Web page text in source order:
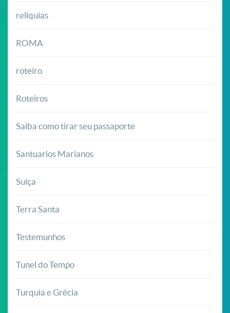
reliquias
ROMA
roteiro
Roteiros
Saiba como tirar seu passaporte
Santuarios Marianos
Suíça
Terra Santa
Testemunhos
Tunel do Tempo
Turquia e Grécia